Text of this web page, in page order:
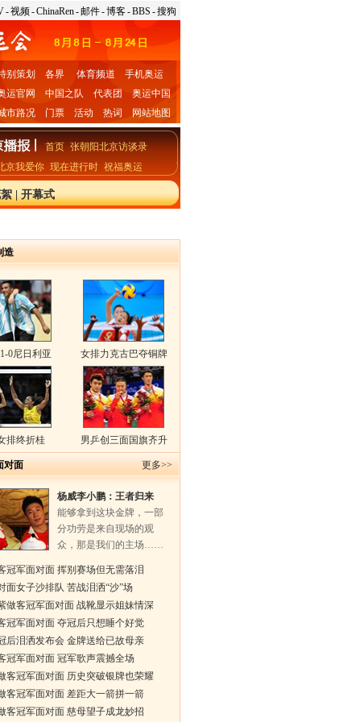
-视频-ChinaRen-邮件-博客-BBS -搜狗
别策划 各界 体育频道
手机奥运
运官网 中国之队 代表团
奥运中国
市路况 门票 活动 热词 网站地图
首页 张朝阳北京访谈录
京我爱你 现在进行时 祝福奥运
|开幕式
造
0尼日利亚 女排力克古巴夺铜牌
排终折桂 男乒创三面国旗齐升
对面 更多>>
杨威李小鹏：王者归来
能够拿到这块金牌，一部
分功劳是来自现场的观
众，那是我们的主场……
冠军面对面 挥别赛场但无需落泪
面女子沙排队 苦战泪洒“沙”场
做客冠军面对面 战靴显示姐妹情深
冠军面对面 夺冠后只想睡个好觉
后泪洒发布会 金牌送给已故母亲
冠军面对面 冠军歌声震撼全场
客冠军面对面 历史突破银牌也荣耀
客冠军面对面 差距大一箭拼一箭
客冠军面对面 慈母望子成龙妙招